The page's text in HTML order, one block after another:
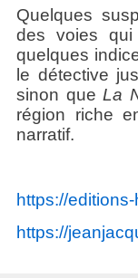
Quelques
des voies qui
quelques
le détective
sinon queLa
région riche
narratif.
https://
https://